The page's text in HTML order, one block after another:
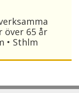
över 65 år
• Sthlm